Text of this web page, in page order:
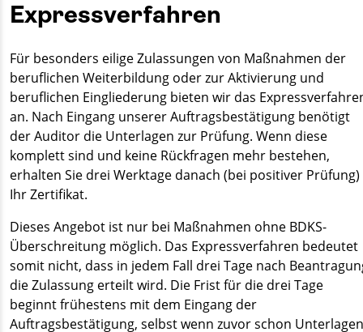
Expressverfahren
Für besonders eilige Zulassungen von Maßnahmen der
beruflichen Weiterbildung oder zur Aktivierung und
beruflichen Eingliederung bieten wir das
an. Nach Eingang unserer Auftragsbestätigung benötigt
der Auditor die Unterlagen zur Prüfung. Wenn diese
komplett sind und keine Rückfragen mehr bestehen,
erhalten Sie drei Werktage danach (bei positiver Prüfung)
Ihr Zertifikat.
Dieses Angebot ist nur bei Maßnahmen ohne BDKS-
Überschreitung möglich. Das Expressverfahren bedeutet
somit nicht, dass in jedem Fall drei Tage nach
die Zulassung erteilt wird. Die Frist für die drei Tage
beginnt frühestens mit dem Eingang der
Auftragsbestätigung, selbst wenn zuvor schon Unterlagen